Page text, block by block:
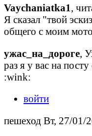
Vaychaniatka1,
Я сказал "твой
общего с моим
ужас_на_дороге ,
раз я у вас на
:wink:
войти
пешеход Вт, 27/01/